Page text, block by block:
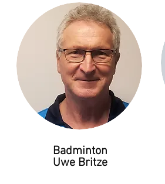
Badminton
Uwe Britze